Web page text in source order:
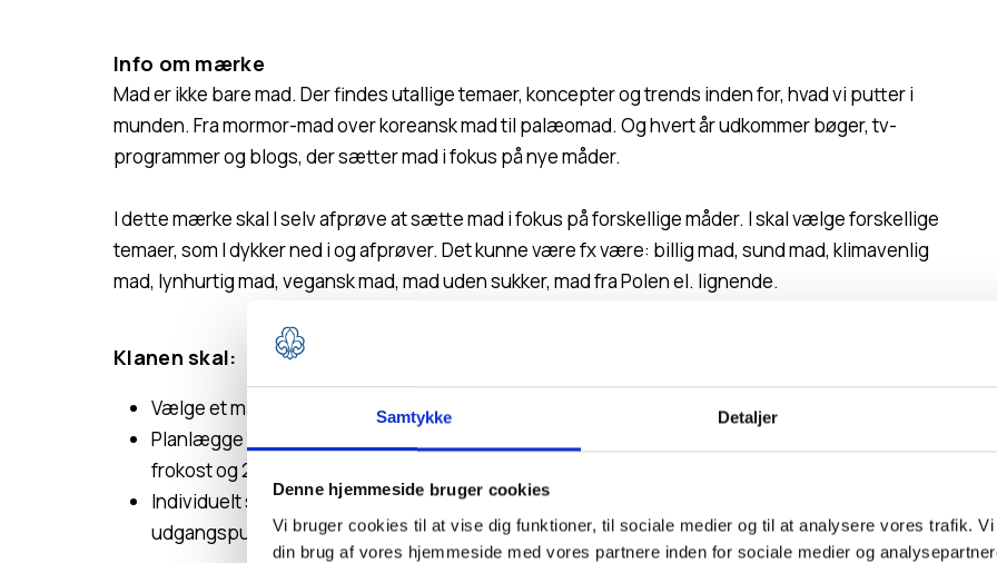
Samtykke Detaljer
Denne hjemmeside bruger cookies
Vi bruger cookies til at vise dig funktioner, til sociale medier og til at analysere vores trafik.
din brug af vores hjemmeside med vores partnere inden for sociale medier og
Info om mærke
Mad er ikke bare mad. Der findes utallige temaer, koncepter og trends inden for, hvad vi putter i
munden. Fra mormor-mad over koreansk mad til palæomad. Og hvert år udkommer bøger, tv-
programmer og blogs, der sætter mad i fokus på nye måder.
I dette mærke skal I selv afprøve at sætte mad i fokus på forskellige måder. I skal vælge forskellige
temaer, som I dykker ned i og afprøver. Det kunne være fx være: billig mad, sund mad, klimavenlig
mad, lynhurtig mad, vegansk mad, mad uden sukker, mad fra Polen el. lignende.
Klanen skal:
Vælge et madtema for hvert af 3-6 arrangementer. I skal kunne begrunde jeres valg.
Planlægge og gennemføre minimum et madforløb over 48 timer med 2x morgenmad, 2x
frokost og 2x aftensmad
Individuelt skal I planlægge og gennemføre minimum et måltid med ‘gæster’ med
udgangspunkt i et mad-tema